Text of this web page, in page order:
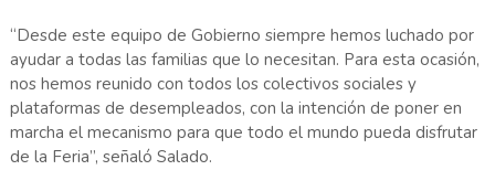
“Desde este equipo de Gobierno siempre hemos luchado por
ayudar a todas las familias que lo necesitan. Para esta ocasión,
nos hemos reunido con todos los colectivos sociales y
plataformas de desempleados, con la intención de poner en
marcha el mecanismo para que todo el mundo pueda disfrutar
de la Feria”, señaló Salado.